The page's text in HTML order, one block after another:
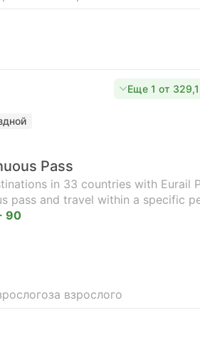
Еще 1 от
Pass
in 33 countries with Eurail
pass and travel within a specific
90
за взрослого